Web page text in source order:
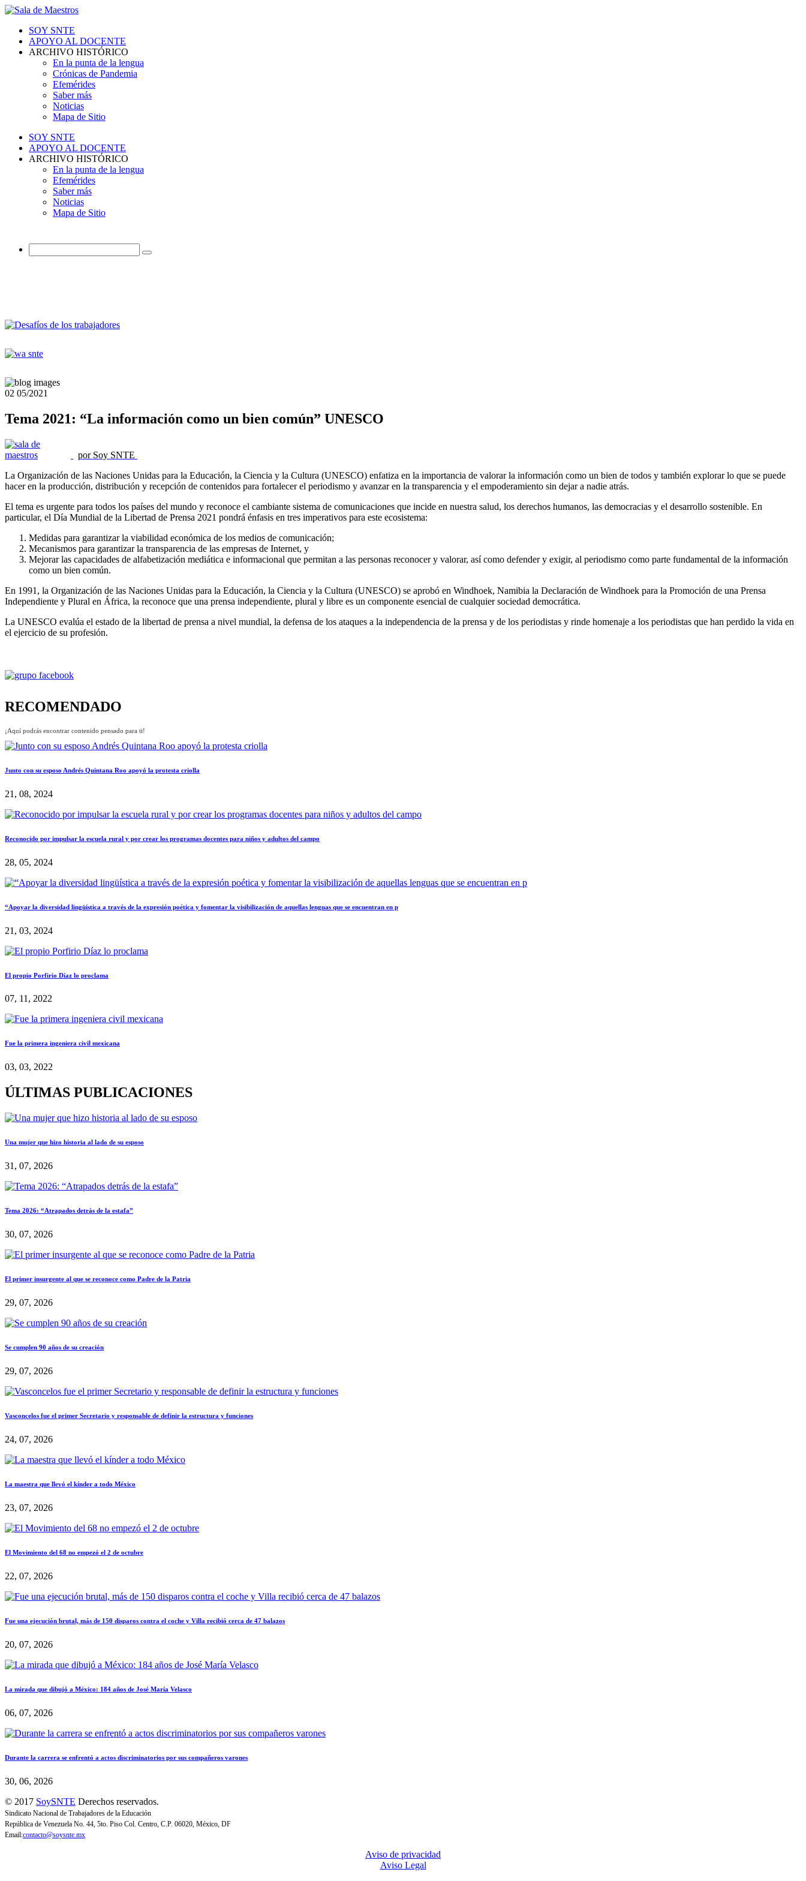
SOY SNTE
APOYO AL DOCENTE
ARCHIVO HISTÓRICO
En la punta de la lengua
Crónicas de Pandemia
Efemérides
Saber más
Noticias
Mapa de Sitio
SOY SNTE
APOYO AL DOCENTE
ARCHIVO HISTÓRICO
En la punta de la lengua
Efemérides
Saber más
Noticias
Mapa de Sitio
02 05/2021
Tema 2021: “La información como un bien común” UNESCO
por Soy SNTE
La Organización de las Naciones Unidas para la Educación, la Ciencia y la Cultura (UNESCO) enfatiza en la importancia de valorar la información como un bien de todos y también explorar lo que se puede
hacer en la producción, distribución y recepción de contenidos para fortalecer el periodismo y avanzar en la transparencia y el empoderamiento sin dejar a nadie atrás.
El tema es urgente para todos los países del mundo y reconoce el cambiante sistema de comunicaciones que incide en nuestra salud, los derechos humanos, las democracias y el desarrollo sostenible. En
particular, el Día Mundial de la Libertad de Prensa 2021 pondrá énfasis en tres imperativos para este ecosistema:
Medidas para garantizar la viabilidad económica de los medios de comunicación;
Mecanismos para garantizar la transparencia de las empresas de Internet, y
Mejorar las capacidades de alfabetización mediática e informacional que permitan a las personas reconocer y valorar, así como defender y exigir, al periodismo como parte fundamental de la información
como un bien común.
En 1991, la Organización de las Naciones Unidas para la Educación, la Ciencia y la Cultura (UNESCO) se aprobó en Windhoek, Namibia la Declaración de Windhoek para la Promoción de una Prensa
Independiente y Plural en África, la reconoce que una prensa independiente, plural y libre es un componente esencial de cualquier sociedad democrática.
La UNESCO evalúa el estado de la libertad de prensa a nivel mundial, la defensa de los ataques a la independencia de la prensa y de los periodistas y rinde homenaje a los periodistas que han perdido la vida en
el ejercicio de su profesión.
RECOMENDADO
¡Aquí podrás encontrar contenido pensado para ti!
Junto con su esposo Andrés Quintana Roo apoyó la protesta criolla
21, 08, 2024
Reconocido por impulsar la escuela rural y por crear los programas docentes para niños y adultos del campo
28, 05, 2024
“Apoyar la diversidad lingüística a través de la expresión poética y fomentar la visibilización de aquellas lenguas que se encuentran en p
21, 03, 2024
El propio Porfirio Díaz lo proclama
07, 11, 2022
Fue la primera ingeniera civil mexicana
03, 03, 2022
ÚLTIMAS PUBLICACIONES
Una mujer que hizo historia al lado de su esposo
31, 07, 2026
Tema 2026: “Atrapados detrás de la estafa”
30, 07, 2026
El primer insurgente al que se reconoce como Padre de la Patria
29, 07, 2026
Se cumplen 90 años de su creación
29, 07, 2026
Vasconcelos fue el primer Secretario y responsable de definir la estructura y funciones
24, 07, 2026
La maestra que llevó el kínder a todo México
23, 07, 2026
El Movimiento del 68 no empezó el 2 de octubre
22, 07, 2026
Fue una ejecución brutal, más de 150 disparos contra el coche y Villa recibió cerca de 47 balazos
20, 07, 2026
La mirada que dibujó a México: 184 años de José María Velasco
06, 07, 2026
Durante la carrera se enfrentó a actos discriminatorios por sus compañeros varones
30, 06, 2026
© 2017 SoySNTE Derechos reservados.
Sindicato Nacional de Trabajadores de la Educación
República de Venezuela No. 44, 5to. Piso Col. Centro, C.P. 06020, México, DF
Email:contacto@soysnte.mx
Aviso de privacidad
Aviso Legal